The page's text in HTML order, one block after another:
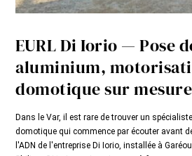
EURL Di Iorio — Pose
aluminium,
domotique sur
Dans le Var, il est rare de trouver un
domotique qui commence par écouter avant
l'ADN de l'entreprise Di Iorio, installée à